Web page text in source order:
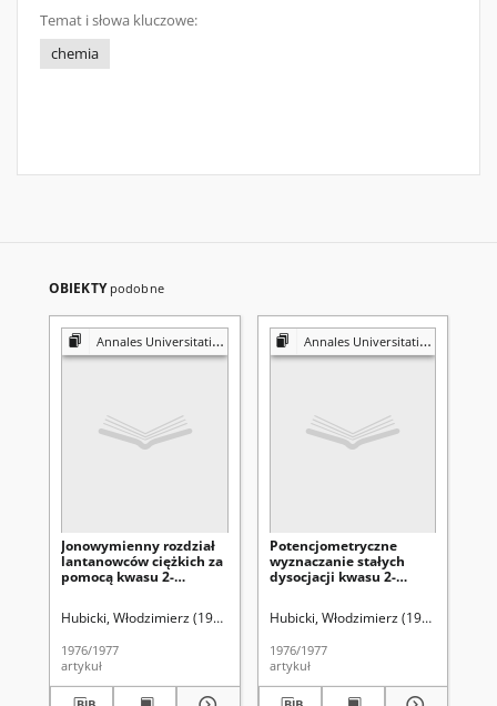
Temat i słowa kluczowe:
chemia
OBIEKTY podobne
Annales Universitatis Mariae Curie-Skłodowska. Sectio AA, Chemia
Jonowymienny rozdział
lantanowców ciężkich za
pomocą kwasu 2-
Hubicki, Włodzimierz (1914-1977)
Sołtysiak, Izabela Brandel, Bolesław
1976/1977
artykuł
Annales Universitatis Mariae Curie-Skłodowska. Sectio AA, Chemia
Potencjometryczne
wyznaczanie stałych
dysocjacji kwasu 2-
Hubicki, Włodzimierz (1914-1977)
1976/1977
artykuł